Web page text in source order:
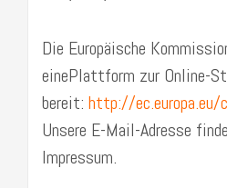
Die Europäische
einePlattform zur Online-
bereit: http://ec.europa.eu/
Unsere E-Mail-Adresse
Impressum.